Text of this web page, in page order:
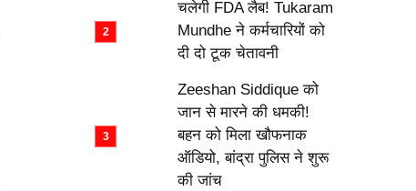
चलेगी FDA लैब! Tukaram
Mundhe ने कर्मचारियों को
दी दो टूक चेतावनी
Zeeshan Siddique को
जान से मारने की धमकी!
बहन को मिला खौफनाक
ऑडियो, बांद्रा पुलिस ने शुरू
की जांच